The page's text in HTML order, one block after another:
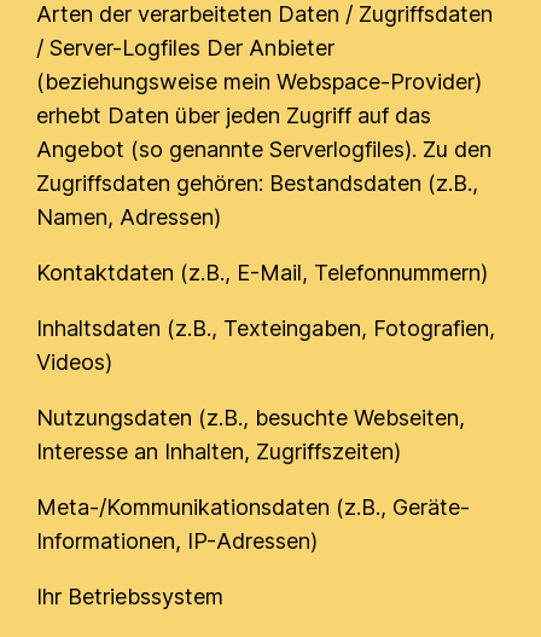
Arten der verarbeiteten Daten / Zugriffsdaten
/ Server-Logfiles Der Anbieter
(beziehungsweise mein Webspace-Provider)
erhebt Daten über jeden Zugriff auf das
Angebot (so genannte Serverlogfiles). Zu den
Zugriffsdaten gehören: Bestandsdaten (z.B.,
Namen, Adressen)
Kontaktdaten (z.B., E-Mail, Telefonnummern)
Inhaltsdaten (z.B., Texteingaben, Fotografien,
Videos)
Nutzungsdaten (z.B., besuchte Webseiten,
Interesse an Inhalten, Zugriffszeiten)
Meta-/Kommunikationsdaten (z.B., Geräte-
Informationen, IP-Adressen)
Ihr Betriebssystem